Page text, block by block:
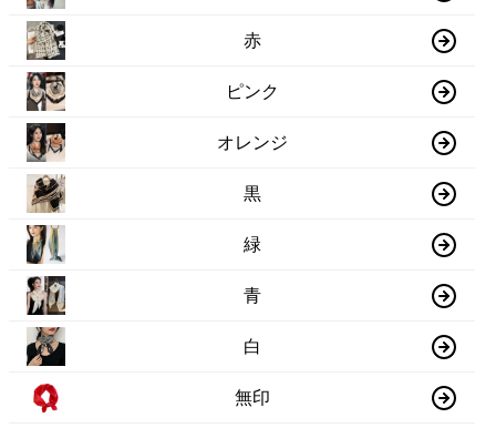
赤
ピンク
オレンジ
黒
緑
青
白
無印